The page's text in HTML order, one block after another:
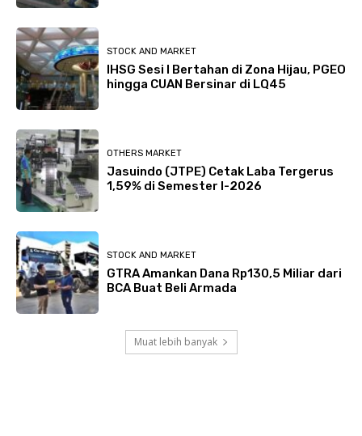
STOCK AND MARKET
IHSG Sesi I Bertahan di Zona Hijau, PGEO
hingga CUAN Bersinar di LQ45
OTHERS MARKET
Jasuindo (JTPE) Cetak Laba Tergerus
1,59% di Semester I-2026
STOCK AND MARKET
GTRA Amankan Dana Rp130,5 Miliar dari
BCA Buat Beli Armada
Muat lebih banyak